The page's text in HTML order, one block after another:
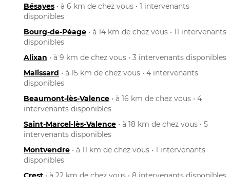
Bésayes • à 6 km de chez vous • 1 intervenants
disponibles
Bourg-de-Péage • à 14 km de chez vous • 11 intervenants
disponibles
Alixan • à 9 km de chez vous • 3 intervenants disponibles
Malissard • à 15 km de chez vous • 4 intervenants
disponibles
Beaumont-lès-Valence • à 16 km de chez vous • 4
intervenants disponibles
Saint-Marcel-lès-Valence • à 18 km de chez vous • 5
intervenants disponibles
Montvendre • à 11 km de chez vous • 1 intervenants
disponibles